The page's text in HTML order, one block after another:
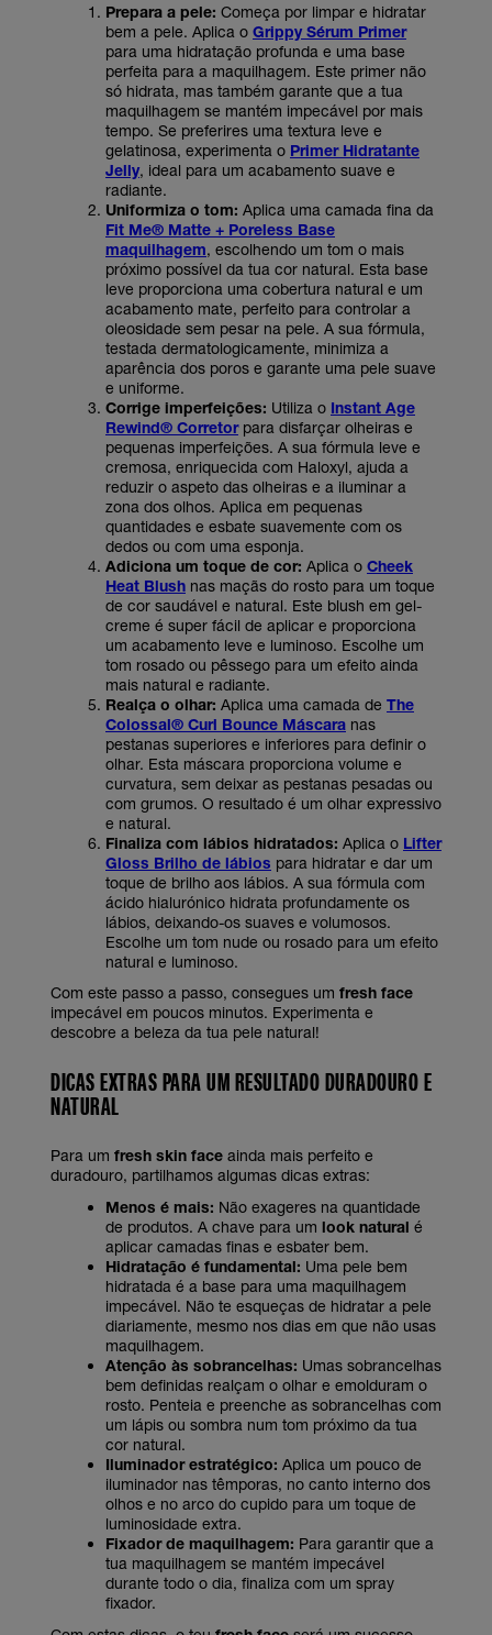
Prepara a pele: Começa por limpar e hidratar
bem a pele. Aplica o Grippy Sérum Primer
para uma hidratação profunda e uma base
perfeita para a maquilhagem. Este primer não
só hidrata, mas também garante que a tua
maquilhagem se mantém impecável por mais
tempo. Se preferires uma textura leve e
gelatinosa, experimenta o Primer Hidratante
Jelly, ideal para um acabamento suave e
radiante.
Uniformiza o tom: Aplica uma camada fina da
Fit Me® Matte + Poreless Base
maquilhagem, escolhendo um tom o mais
próximo possível da tua cor natural. Esta base
leve proporciona uma cobertura natural e um
acabamento mate, perfeito para controlar a
oleosidade sem pesar na pele. A sua fórmula,
testada dermatologicamente, minimiza a
aparência dos poros e garante uma pele suave
e uniforme.
Corrige imperfeições: Utiliza o Instant Age
Rewind® Corretorpara disfarçar olheiras e
pequenas imperfeições. A sua fórmula leve e
cremosa, enriquecida com Haloxyl, ajuda a
reduzir o aspeto das olheiras e a iluminar a
zona dos olhos. Aplica em pequenas
quantidades e esbate suavemente com os
dedos ou com uma esponja.
Adiciona um toque de cor: Aplica o Cheek
Heat Blush nas maçãs do rosto para um toque
de cor saudável e natural. Este blush em gel-
creme é super fácil de aplicar e proporciona
um acabamento leve e luminoso. Escolhe um
tom rosado ou pêssego para um efeito ainda
mais natural e radiante.
Realça o olhar: Aplica uma camada de The
Colossal® Curl Bounce Máscara nas
pestanas superiores e inferiores para definir o
olhar. Esta máscara proporciona volume e
curvatura, sem deixar as pestanas pesadas ou
com grumos. O resultado é um olhar expressivo
e natural.
Finaliza com lábios hidratados: Aplica o Lifter
Gloss Brilho de lábios para hidratar e dar um
toque de brilho aos lábios. A sua fórmula com
ácido hialurónico hidrata profundamente os
lábios, deixando-os suaves e volumosos.
Escolhe um tom nude ou rosado para um efeito
natural e luminoso.
Com este passo a passo, consegues um fresh face
impecável em poucos minutos. Experimenta e
descobre a beleza da tua pele natural!
DICAS EXTRAS PARA UM RESULTADO DURADOURO E
NATURAL
Para um fresh skin face ainda mais perfeito e
duradouro, partilhamos algumas dicas extras:
Menos é mais: Não exageres na quantidade
de produtos. A chave para um look natural é
aplicar camadas finas e esbater bem.
Hidratação é fundamental: Uma pele bem
hidratada é a base para uma maquilhagem
impecável. Não te esqueças de hidratar a pele
diariamente, mesmo nos dias em que não usas
maquilhagem.
Atenção às sobrancelhas: Umas sobrancelhas
bem definidas realçam o olhar e emolduram o
rosto. Penteia e preenche as sobrancelhas com
um lápis ou sombra num tom próximo da tua
cor natural.
Iluminador estratégico: Aplica um pouco de
iluminador nas têmporas, no canto interno dos
olhos e no arco do cupido para um toque de
luminosidade extra.
Fixador de maquilhagem: Para garantir que a
tua maquilhagem se mantém impecável
durante todo o dia, finaliza com um spray
fixador.